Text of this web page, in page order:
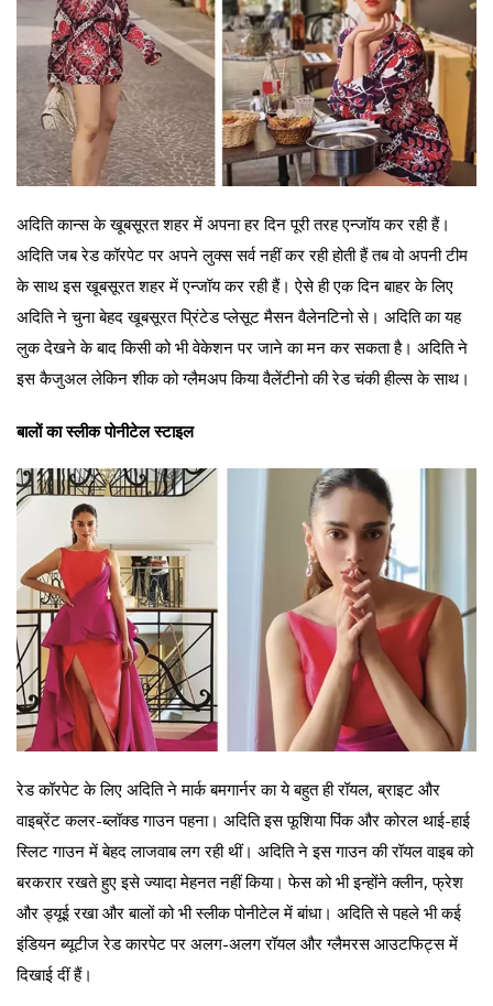
अदिति कान्स के खूबसूरत शहर में अपना हर दिन पूरी तरह एन्जॉय कर रही हैं।
अदिति जब रेड कॉरपेट पर अपने लुक्स सर्व नहीं कर रही होती हैं तब वो अपनी टीम
के साथ इस खूबसूरत शहर में एन्जॉय कर रही हैं। ऐसे ही एक दिन बाहर के लिए
अदिति ने चुना बेहद खूबसूरत प्रिंटेड प्लेसूट मैसन वैलेनटिनो से। अदिति का यह
लुक देखने के बाद किसी को भी वेकेशन पर जाने का मन कर सकता है। अदिति ने
इस कैजुअल लेकिन शीक को ग्लैमअप किया वैलेंटीनो की रेड चंकी हील्स के साथ।
बालों का स्लीक पोनीटेल स्टाइल
रेड कॉरपेट के लिए अदिति ने मार्क बमगार्नर का ये बहुत ही रॉयल, ब्राइट और
वाइब्रेंट कलर-ब्लॉक्ड गाउन पहना। अदिति इस फूशिया पिंक और कोरल थाई-हाई
स्लिट गाउन में बेहद लाजवाब लग रही थीं। अदिति ने इस गाउन की रॉयल वाइब को
बरकरार रखते हुए इसे ज्यादा मेहनत नहीं किया। फेस को भी इन्होंने क्लीन, फ्रेश
और ड्यूई रखा और बालों को भी स्लीक पोनीटेल में बांधा। अदिति से पहले भी कई
इंडियन ब्यूटीज रेड कारपेट पर अलग-अलग रॉयल और ग्लैमरस आउटफिट्स में
दिखाई दीं हैं।